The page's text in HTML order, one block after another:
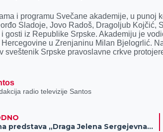
i programu Svečane akademije, u punoj
Sladoje, Jovo Radoš, Dragoljub Kojčić,
gosti iz Republike Srpske. Akademiju je
u Zrenjaninu Milan Bjelogrlić.
sveštenik Srpske pravoslavne crkve
radio televizije Santos
Pozorišna predstava „Draga Jelena Sergejevna“ amaterskog pozorišta iz Banatskog Karađorđeva uskoro u Zrenjaninu